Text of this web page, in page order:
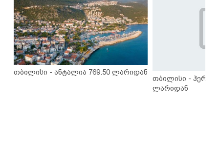
თბილისი - ანტალია 769.50 ლარიდან
თბილისი -
ლარიდან